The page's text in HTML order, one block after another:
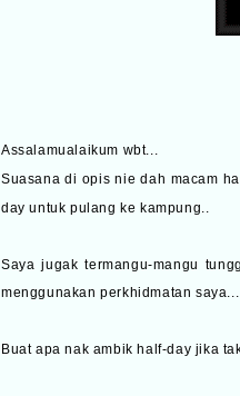
Assalamualaikum wbt...
Suasana di opis nie dah macam
day untuk pulang ke kampung..
Saya jugak termangu-mangu
menggunakan perkhidmatan saya...
Buat apa nak ambik half-day jika